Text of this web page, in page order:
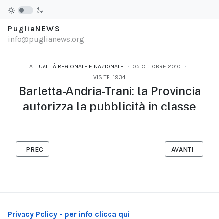
PugliaNEWS
info@puglianews.org
ATTUALITÀ REGIONALE E NAZIONALE
05 OTTOBRE 2010
VISITE: 1934
Barletta-Andria-Trani: la Provincia
autorizza la pubblicità in classe
ARTICOLO PRECEDENTE: VENDOLA: PUGLIA LABORATORIO
PREC ARTICOLO
AVANTI
Privacy Policy - per info clicca qui